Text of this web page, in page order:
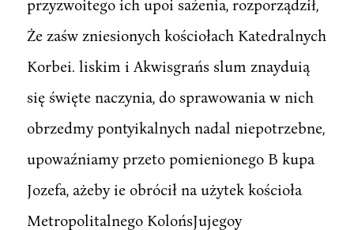
przyzwoitego ich upoi saźenia, rozporządził,
Że zaśw zniesionych kościołach Katedralnych
Korbei. liskim i Akwisgrańs slum znayduią
się święte naczynia, do sprawowania w nich
obrzedmy pontyikalnych nadal niepotrzebne,
upowaźniamy przeto pomienionego B kupa
Jozefa, ażeby ie obrócił na użytek kościoła
Metropolitalnego KolońsJujegoy